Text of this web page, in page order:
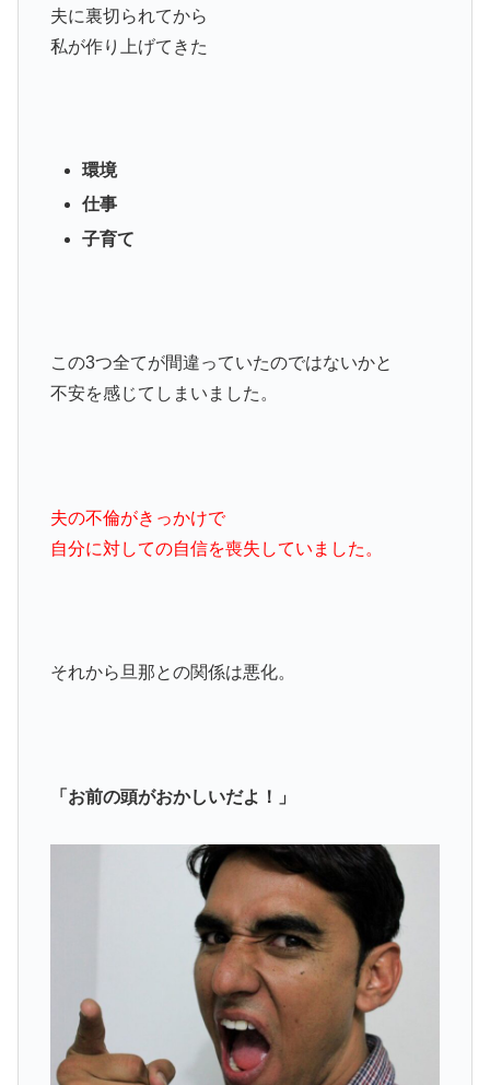
夫に裏切られてから
私が作り上げてきた
環境
仕事
子育て
この3つ全てが間違っていたのではないかと
不安を感じてしまいました。
夫の不倫がきっかけで
自分に対しての自信を喪失していました。
それから旦那との関係は悪化。
「お前の頭がおかしいだよ！」